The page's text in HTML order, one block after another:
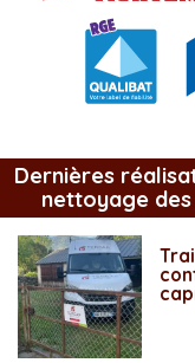
Dernières
nettoyage